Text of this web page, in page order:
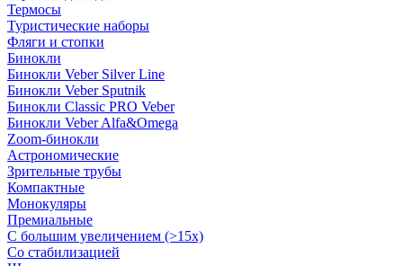
Термосы
Туристические наборы
Фляги и стопки
Бинокли
Бинокли Veber Silver Line
Бинокли Veber Sputnik
Бинокли Classic PRO Veber
Бинокли Veber Alfa&Omega
Zoom-бинокли
Астрономические
Зрительные трубы
Компактные
Монокуляры
Премиальные
С большим увеличением (>15x)
Со стабилизацией